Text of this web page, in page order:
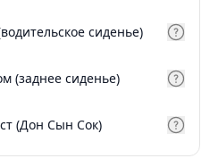
сиденье)
(заднее сиденье)
(Дон Сын Сок)